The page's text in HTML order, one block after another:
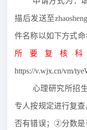
描后发送至zhaosheng
件名称以如下方式命
所要复核
https://v.wjx.cn/vm/
心理研究所招
专人按规定进行复
否有错误；②分数